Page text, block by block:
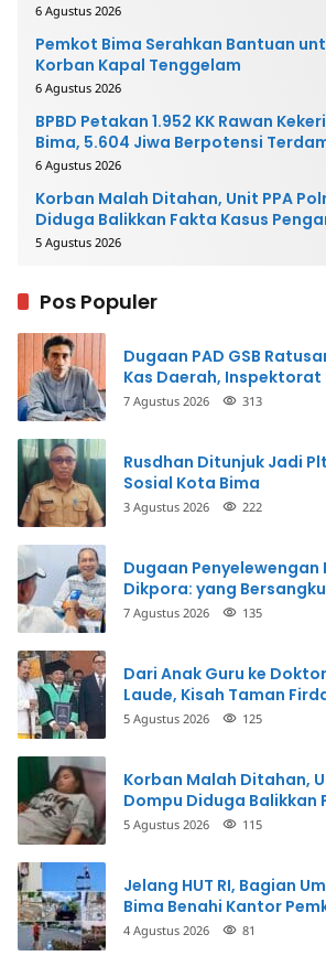
6 Agustus 2026
Pemkot Bima Serahkan Bantuan
Korban Kapal Tenggelam
6 Agustus 2026
BPBD Petakan 1.952 KK Rawan
Bima, 5.604 Jiwa Berpotensi
6 Agustus 2026
Korban Malah Ditahan, Unit PPA
Diduga Balikkan Fakta Kasus
5 Agustus 2026
Pos Populer
Dugaan PAD GSB
Kas Daerah, Inspektorat
Terkait
7 Agustus 2026 313
Rusdhan Ditunjuk Jadi
Sosial Kota Bima
3 Agustus 2026 222
Dugaan Penyelewengan
Dikpora: yang
Perbuatannya dan Siap
7 Agustus 2026 135
Dari Anak Guru ke
Laude, Kisah Taman
5 Agustus 2026 125
Korban Malah Ditahan,
Dompu Diduga Balikkan
Penganiayaan
5 Agustus 2026 115
Jelang HUT RI, Bagian
Bima Benahi Kantor
4 Agustus 2026 81